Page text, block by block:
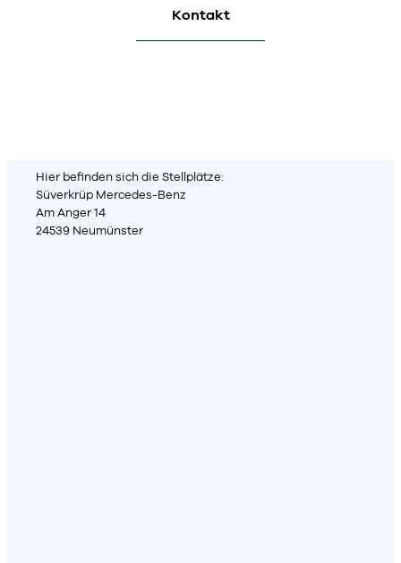
Kontakt
Hier befinden sich die Stellplätze:
Süverkrüp Mercedes-Benz
Am Anger 14
24539 Neumünster